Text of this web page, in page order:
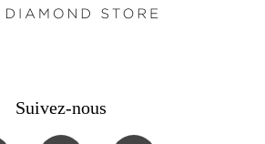
Suivez-nous